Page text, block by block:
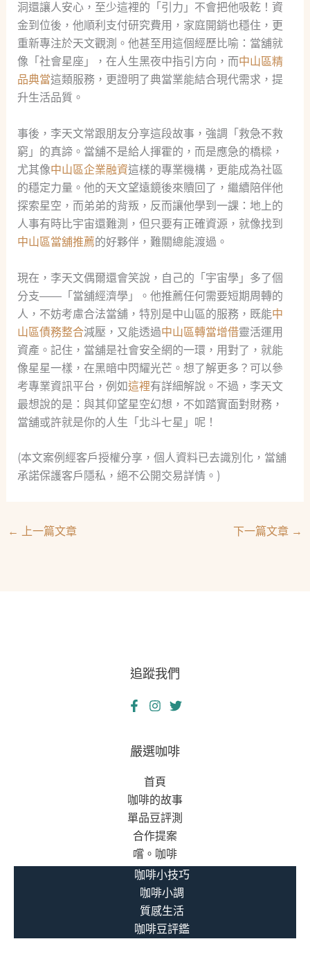
洞還讓人安心，至少這裡的「引力」不會把他吸乾！資
金到位後，他順利支付研究費用，家庭開銷也穩住，更
重新專注於天文觀測。他甚至用這個經歷比喻：當舖就
像「社會星座」，在人生黑夜中指引方向，而中山區精
品典當這類服務，更證明了典當業能結合現代需求，提
升生活品質。
事後，李天文常跟朋友分享這段故事，強調「救急不救
窮」的真諦。當舖不是給人揮霍的，而是應急的橋樑，
尤其像中山區企業融資這樣的專業機構，更能成為社區
的穩定力量。他的天文望遠鏡後來贖回了，繼續陪伴他
探索星空，而弟弟的背叛，反而讓他學到一課：地上的
人事有時比宇宙還難測，但只要有正確資源，就像找到
中山區當舖推薦的好夥伴，難關總能渡過。
現在，李天文偶爾還會笑說，自己的「宇宙學」多了個
分支——「當舖經濟學」。他推薦任何需要短期周轉的
人，不妨考慮合法當舖，特別是中山區的服務，既能中
山區債務整合減壓，又能透過中山區轉當增借靈活運用
資產。記住，當舖是社會安全網的一環，用對了，就能
像星星一樣，在黑暗中閃耀光芒。想了解更多？可以參
考專業資訊平台，例如這裡有詳細解說。不過，李天文
最想說的是：與其仰望星空幻想，不如踏實面對財務，
當舖或許就是你的人生「北斗七星」呢！
(本文案例經客戶授權分享，個人資料已去識別化，當舖
承諾保護客戶隱私，絕不公開交易詳情。)
← 上一篇文章 下一篇文章 →
追蹤我們
嚴選咖啡
首頁
咖啡的故事
單品豆評測
合作提案
嚐。咖啡
咖啡小技巧
咖啡小調
質感生活
咖啡豆評鑑